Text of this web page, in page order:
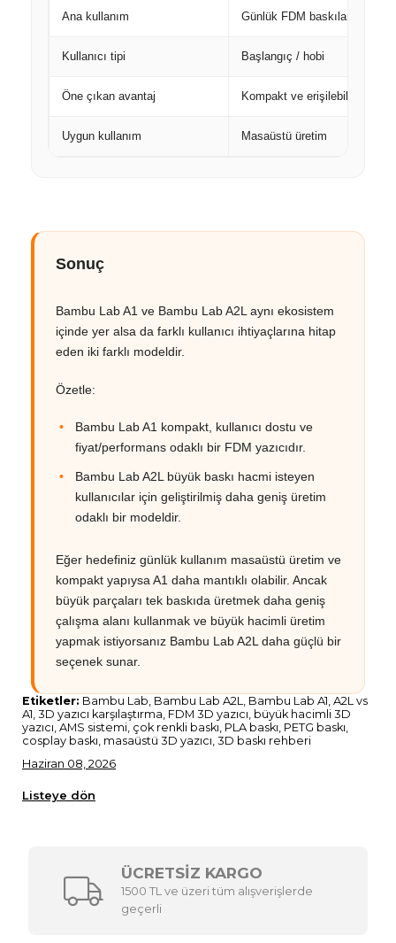
Ana kullanım Günlük FDM baskılar
Kullanıcı tipi Başlangıç / hobi
Öne çıkan avantaj Kompakt ve erişilebilir
Uygun kullanım Masaüstü üretim
Sonuç
Bambu Lab A1 ve Bambu Lab A2L aynı ekosistem
içinde yer alsa da farklı kullanıcı ihtiyaçlarına hitap
eden iki farklı modeldir.
Özetle:
Bambu Lab A1 kompakt, kullanıcı dostu ve
fiyat/performans odaklı bir FDM yazıcıdır.
Bambu Lab A2L büyük baskı hacmi isteyen
kullanıcılar için geliştirilmiş daha geniş üretim
odaklı bir modeldir.
Eğer hedefiniz günlük kullanım masaüstü üretim ve
kompakt yapıysa A1 daha mantıklı olabilir. Ancak
büyük parçaları tek baskıda üretmek daha geniş
çalışma alanı kullanmak ve büyük hacimli üretim
yapmak istiyorsanız Bambu Lab A2L daha güçlü bir
seçenek sunar.
Etiketler: Bambu Lab, Bambu Lab A2L, Bambu Lab A1, A2L vs
A1, 3D yazıcı karşılaştırma, FDM 3D yazıcı, büyük hacimli 3D
yazıcı, AMS sistemi, çok renkli baskı, PLA baskı, PETG baskı,
cosplay baskı, masaüstü 3D yazıcı, 3D baskı rehberi
Haziran 08, 2026
Listeye dön
ÜCRETSİZ KARGO
1500 TL ve üzeri tüm alışverişlerde
geçerli